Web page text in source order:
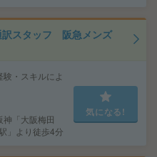
訳スタッフ 阪急メンズ
・スキルによ
「大阪梅田
」より徒歩4分
気になる!